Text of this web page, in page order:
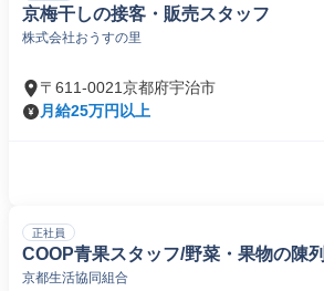
京梅干しの接客・販売スタッフ
株式会社おうすの里
〒611-0021京都府宇治市
月給25万円以上
正社員
COOP青果スタッフ/野菜・果物の陳列
京都生活協同組合